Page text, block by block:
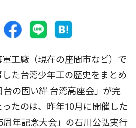
工廠（現在の座間市など）で
た台湾少年工の歴史をまとめ
台の固い絆 台湾高座会」が完
たのは、昨年10月に開催した
周年記念大会」の石川公弘実行